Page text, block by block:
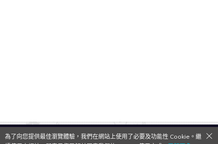
QooApp Limited © 2026
為了向您提供最佳瀏覽體驗，我們在網站上使用了必要及功能性 Cookie。繼